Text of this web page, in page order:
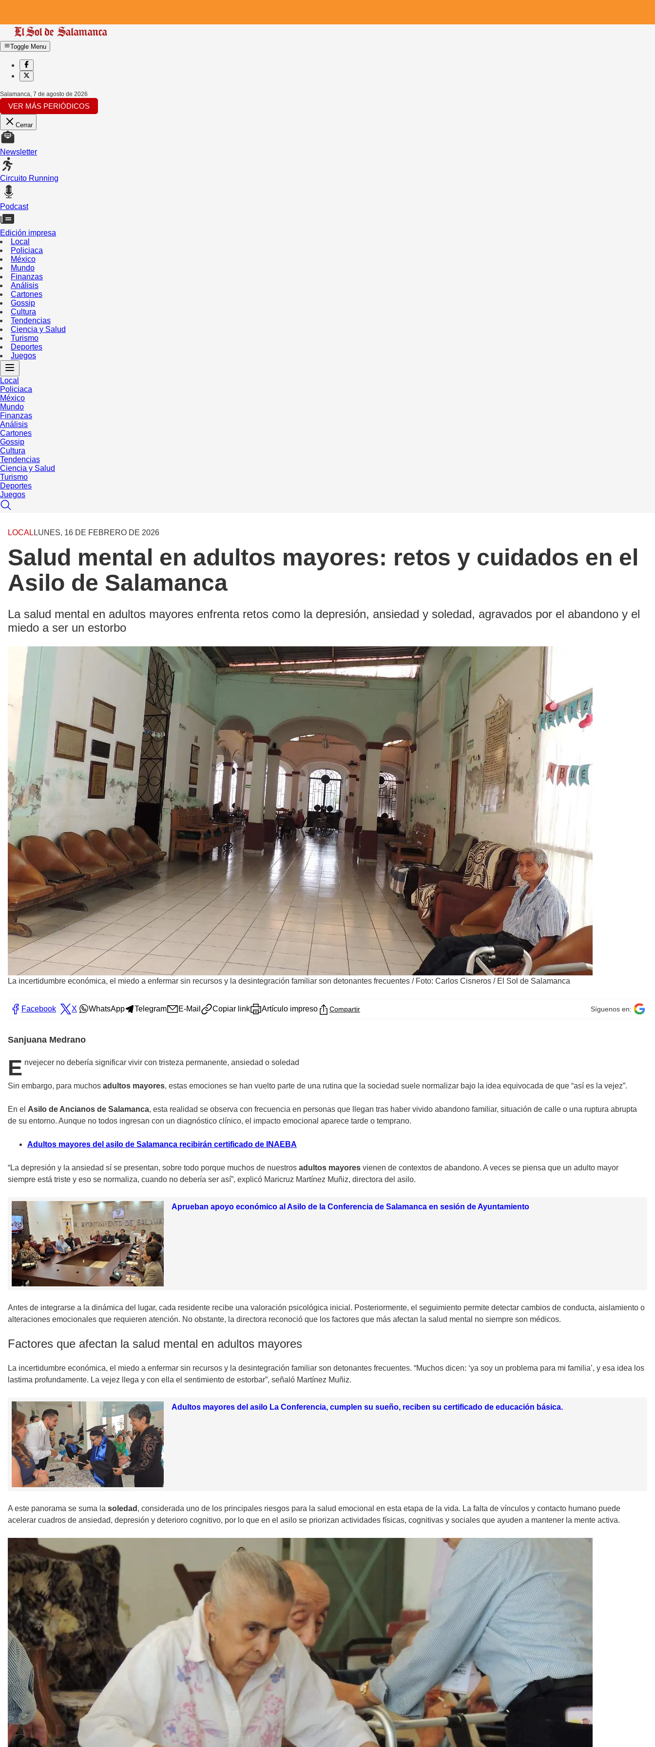
Toggle Menu
Salamanca, 7 de agosto de 2026
VER MÁS PERIÓDICOS
Cerrar
Newsletter
Circuito Running
Podcast
Edición impresa
Local
Policiaca
México
Mundo
Finanzas
Análisis
Cartones
Gossip
Cultura
Tendencias
Ciencia y Salud
Turismo
Deportes
Juegos
Local
Policiaca
México
Mundo
Finanzas
Análisis
Cartones
Gossip
Cultura
Tendencias
Ciencia y Salud
Turismo
Deportes
Juegos
LOCAL LUNES, 16 DE FEBRERO DE 2026
Salud mental en adultos mayores: retos y cuidados en el
Asilo de Salamanca
La salud mental en adultos mayores enfrenta retos como la depresión, ansiedad y soledad, agravados por el abandono y el
miedo a ser un estorbo
La incertidumbre económica, el miedo a enfermar sin recursos y la desintegración familiar son detonantes frecuentes / Foto: Carlos Cisneros / El Sol de Salamanca
Facebook X WhatsApp Telegram E-Mail Copiar link Artículo impreso Compartir Síguenos en:
Sanjuana Medrano
E nvejecer no debería significar vivir con tristeza permanente, ansiedad o soledad
Sin embargo, para muchos adultos mayores, estas emociones se han vuelto parte de una rutina que la sociedad suele normalizar bajo la idea equivocada de que “así es la vejez”.
En el Asilo de Ancianos de Salamanca, esta realidad se observa con frecuencia en personas que llegan tras haber vivido abandono familiar, situación de calle o una ruptura abrupta
de su entorno. Aunque no todos ingresan con un diagnóstico clínico, el impacto emocional aparece tarde o temprano.
Adultos mayores del asilo de Salamanca recibirán certificado de INAEBA
“La depresión y la ansiedad sí se presentan, sobre todo porque muchos de nuestros adultos mayores vienen de contextos de abandono. A veces se piensa que un adulto mayor
siempre está triste y eso se normaliza, cuando no debería ser así”, explicó Maricruz Martínez Muñiz, directora del asilo.
Aprueban apoyo económico al Asilo de la Conferencia de Salamanca en sesión de Ayuntamiento
Antes de integrarse a la dinámica del lugar, cada residente recibe una valoración psicológica inicial. Posteriormente, el seguimiento permite detectar cambios de conducta, aislamiento o
alteraciones emocionales que requieren atención. No obstante, la directora reconoció que los factores que más afectan la salud mental no siempre son médicos.
Factores que afectan la salud mental en adultos mayores
La incertidumbre económica, el miedo a enfermar sin recursos y la desintegración familiar son detonantes frecuentes. “Muchos dicen: ‘ya soy un problema para mi familia’, y esa idea los
lastima profundamente. La vejez llega y con ella el sentimiento de estorbar”, señaló Martínez Muñiz.
Adultos mayores del asilo La Conferencia, cumplen su sueño, reciben su certificado de educación básica.
A este panorama se suma la soledad , considerada uno de los principales riesgos para la salud emocional en esta etapa de la vida. La falta de vínculos y contacto humano puede
acelerar cuadros de ansiedad, depresión y deterioro cognitivo, por lo que en el asilo se priorizan actividades físicas, cognitivas y sociales que ayuden a mantener la mente activa.